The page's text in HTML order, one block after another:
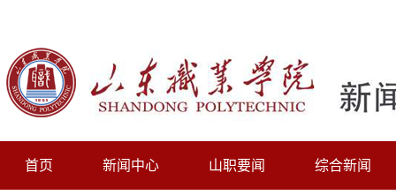
首页 新闻中心 山职要闻 综合新闻